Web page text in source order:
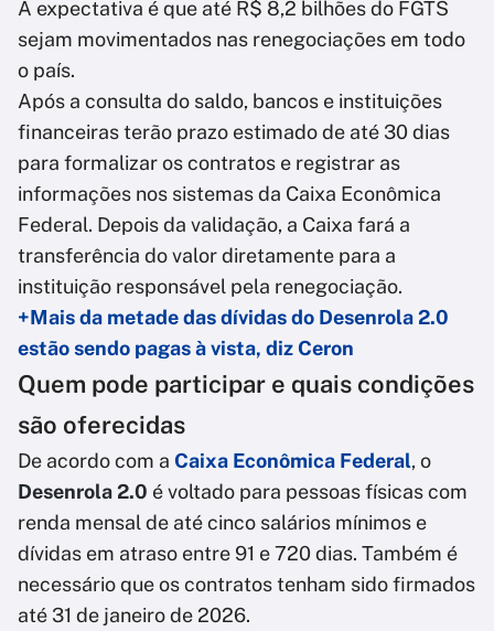
A expectativa é que até R$ 8,2 bilhões do FGTS
sejam movimentados nas renegociações em todo
o país.
Após a consulta do saldo, bancos e instituições
financeiras terão prazo estimado de até 30 dias
para formalizar os contratos e registrar as
informações nos sistemas da Caixa Econômica
Federal. Depois da validação, a Caixa fará a
transferência do valor diretamente para a
instituição responsável pela renegociação.
+Mais da metade das dívidas do Desenrola 2.0
estão sendo pagas à vista, diz Ceron
Quem pode participar e quais condições
são oferecidas
De acordo com a Caixa Econômica Federal, o
Desenrola 2.0 é voltado para pessoas físicas com
renda mensal de até cinco salários mínimos e
dívidas em atraso entre 91 e 720 dias. Também é
necessário que os contratos tenham sido firmados
até 31 de janeiro de 2026.